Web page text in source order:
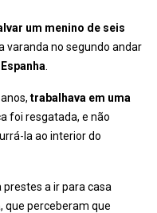
um menino de seis
varanda no segundo andar
trabalhava em uma
foi resgatada, e não
la ao interior do
prestes a ir para casa
que perceberam que